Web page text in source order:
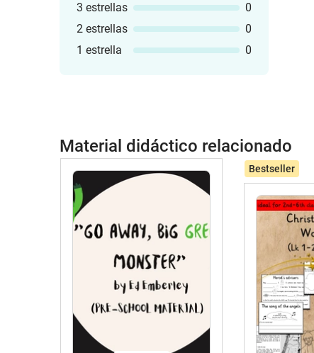
3 estrellas
0
2 estrellas
0
1 estrella
0
Material didáctico relacionado
Bestseller